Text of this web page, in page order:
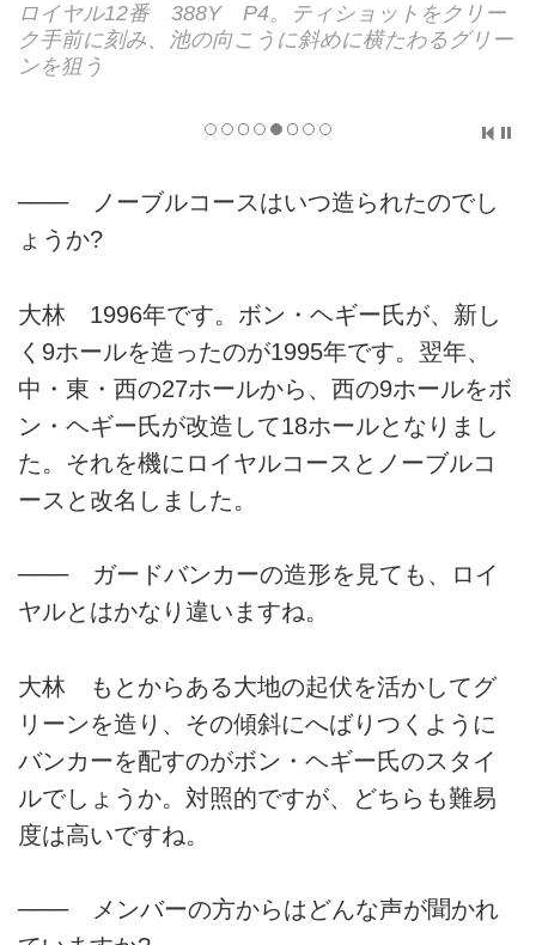
ロイヤル12番 388Y P4。ティショットをクリー
ク手前に刻み、池の向こうに斜めに横たわるグリー
ンを狙う
─── ノーブルコースはいつ造られたのでし
ょうか?
大林 1996年です。ボン・ヘギー氏が、新し
く9ホールを造ったのが1995年です。翌年、
中・東・西の27ホールから、西の9ホールをボ
ン・ヘギー氏が改造して18ホールとなりまし
た。それを機にロイヤルコースとノーブルコ
ースと改名しました。
─── ガードバンカーの造形を見ても、ロイ
ヤルとはかなり違いますね。
大林 もとからある大地の起伏を活かしてグ
リーンを造り、その傾斜にへばりつくように
バンカーを配すのがボン・ヘギー氏のスタイ
ルでしょうか。対照的ですが、どちらも難易
度は高いですね。
─── メンバーの方からはどんな声が聞かれ